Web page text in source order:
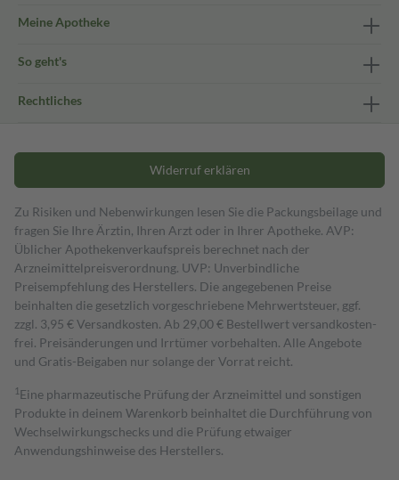
Meine Apotheke
So geht's
Rechtliches
Widerruf erklären
Zu Risiken und Nebenwirkungen lesen Sie die Packungsbeilage und
fragen Sie Ihre Ärztin, Ihren Arzt oder in Ihrer Apotheke. AVP:
Üblicher Apothekenverkaufspreis berechnet nach der
Arzneimittelpreisverordnung. UVP: Unverbindliche
Preisempfehlung des Herstellers. Die angegebenen Preise
beinhalten die gesetzlich vorgeschriebene Mehrwertsteuer, ggf.
zzgl. 3,95 € Versandkosten. Ab 29,00 € Bestell­wert versand­kosten­
frei. Preisänderungen und Irrtümer vorbehalten. Alle Angebote
und Gratis-Beigaben nur solange der Vorrat reicht.
1 Eine pharmazeutische Prüfung der Arzneimittel und sonstigen
Produkte in deinem Warenkorb beinhaltet die Durchführung von
Wechselwirkungschecks und die Prüfung etwaiger
Anwendungshinweise des Herstellers.